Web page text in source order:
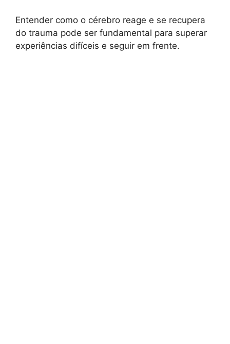
Entender como o cérebro reage e se recupera
do trauma pode ser fundamental para superar
experiências difíceis e seguir em frente.